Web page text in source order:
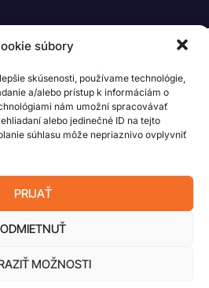
súbory
skúsenosti, používame technológie,
a/alebo prístup k informáciám o
nám umožní spracovávať
alebo jedinečné ID na tejto
súhlasu môže nepriaznivo ovplyvniť
PRIJAŤ
ODMIETNUŤ
MOŽNOSTI